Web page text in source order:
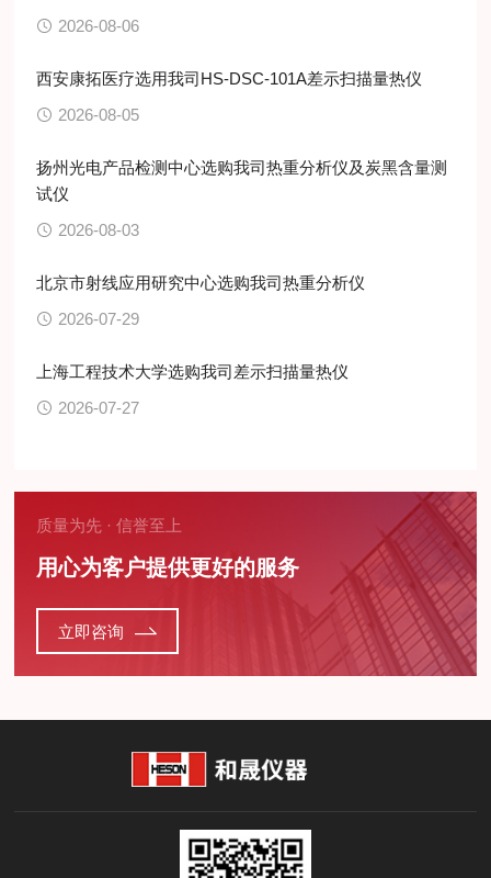
2026-08-06
西安康拓医疗选用我司HS-DSC-101A差示扫描量热仪
2026-08-05
扬州光电产品检测中心选购我司热重分析仪及炭黑含量测
试仪
2026-08-03
北京市射线应用研究中心选购我司热重分析仪
2026-07-29
上海工程技术大学选购我司差示扫描量热仪
2026-07-27
质量为先 · 信誉至上
用心为客户提供更好的服务
立即咨询